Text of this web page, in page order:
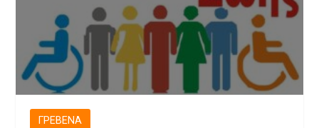
ΓΡΕΒΕΝΆ